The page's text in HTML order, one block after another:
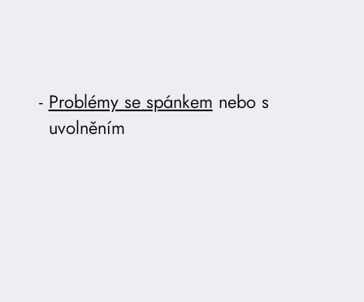
Problémy se spánkem nebo s
uvolněním